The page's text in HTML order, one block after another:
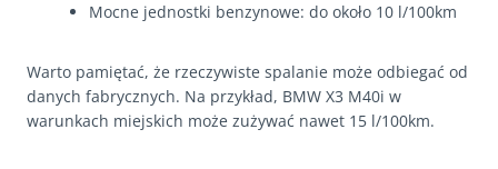
Mocne jednostki benzynowe: do około 10 l/100km
Warto pamiętać, że rzeczywiste spalanie może odbiegać od
danych fabrycznych. Na przykład, BMW X3 M40i w
warunkach miejskich może zużywać nawet 15 l/100km.